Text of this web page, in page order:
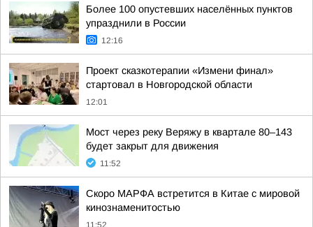
Более 100 опустевших населённых пунктов
упразднили в России
12:16
Проект сказкотерапии «Измени финал»
стартовал в Новгородской области
12:01
Мост через реку Веряжу в квартале 80–143
будет закрыт для движения
11:52
Скоро МАРФА встретится в Китае с мировой
кинознаменитостью
11:52